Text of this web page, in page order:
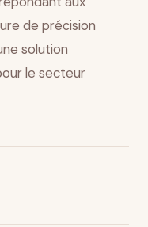
de précision
solution
le secteur